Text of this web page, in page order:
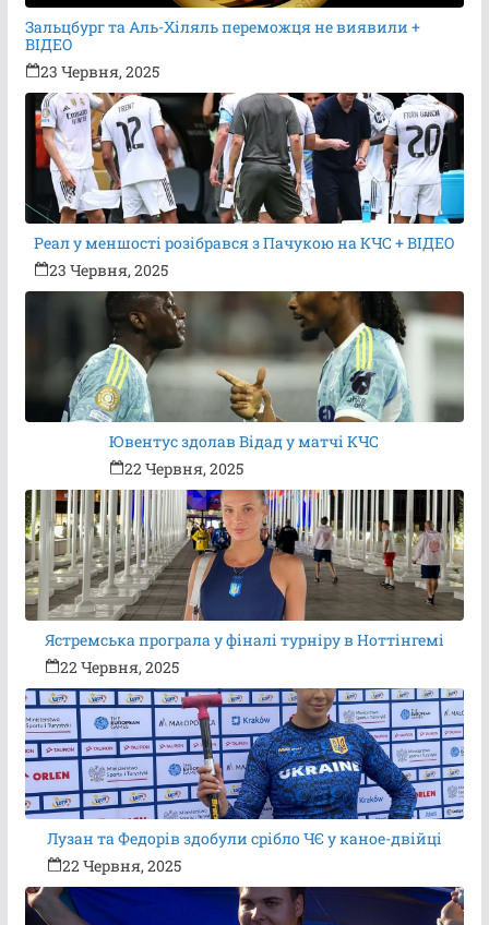
Зальцбург та Аль-Хіляль переможця не виявили +
ВІДЕО
23 Червня, 2025
Реал у меншості розібрався з Пачукою на КЧС + ВІДЕО
23 Червня, 2025
Ювентус здолав Відад у матчі КЧС
22 Червня, 2025
Ястремська програла у фіналі турніру в Ноттінгемі
22 Червня, 2025
Лузан та Федорів здобули срібло ЧЄ у каное-двійці
22 Червня, 2025